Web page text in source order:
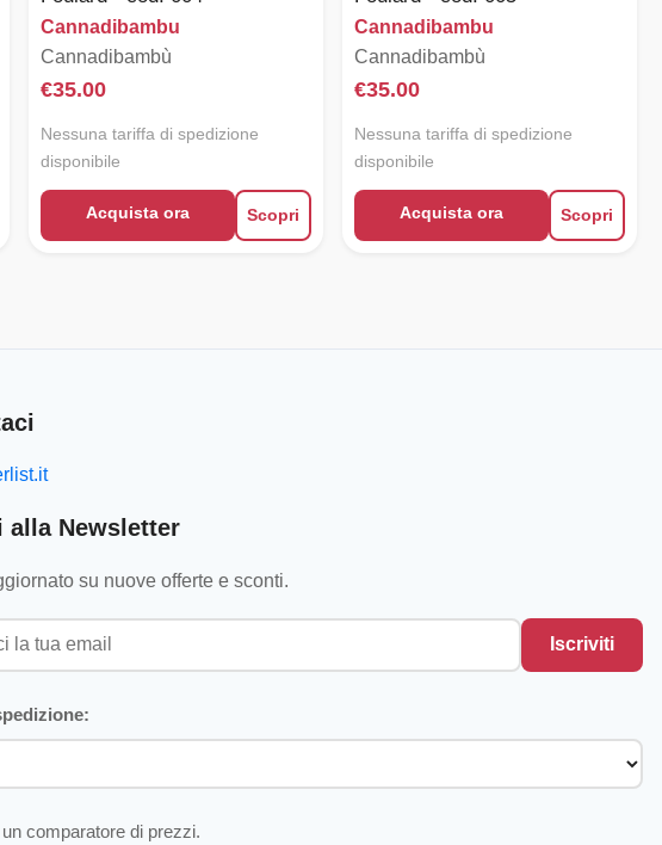
Cannadibambu
Cannadibambù
€35.00
Nessuna tariffa di spedizione
disponibile
Acquista ora Scopri
Cannadibambu
Cannadibambù
€35.00
Nessuna tariffa di spedizione
disponibile
Acquista ora Scopri
alla Newsletter
su nuove offerte e sconti.
Iscriviti
comparatore di prezzi.